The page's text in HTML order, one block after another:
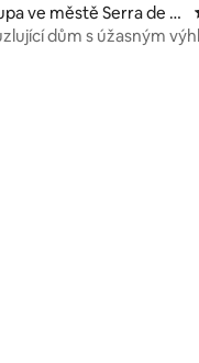
5 z 5, 3 hodnocení
ve městě Serra de S
dům s úžasným